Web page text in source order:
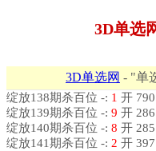
3D单选
3D单选网 - "单
绽放138期杀百位 -: 1 开
绽放139期杀百位 -: 9 开
绽放140期杀百位 -: 8 开
绽放141期杀百位 -: 2 开